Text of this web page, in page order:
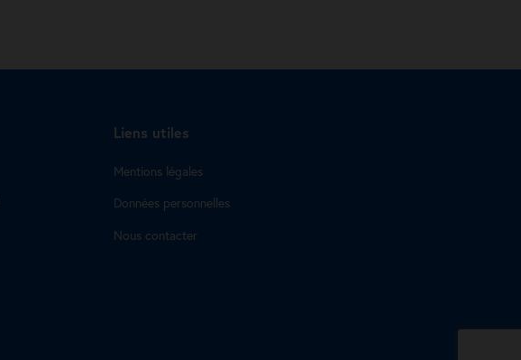
Liens utiles
Mentions légales
Données personnelles
Nous contacter